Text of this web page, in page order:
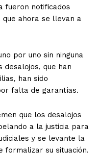
fueron notificados
ahora se llevan a
por uno sin ninguna
desalojos, que han
han sido
falta de garantías.
que los desalojos
a la justicia para
y se levante la
formalizar su situación.